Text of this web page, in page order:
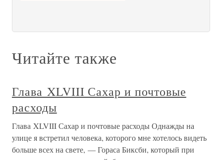
Читайте также
Глава XLVIII Сахар и почтовые
расходы
Глава XLVIII Сахар и почтовые расходы Однажды на
улице я встретил человека, которого мне хотелось видеть
больше всех на свете, — Гораса Биксби, который при